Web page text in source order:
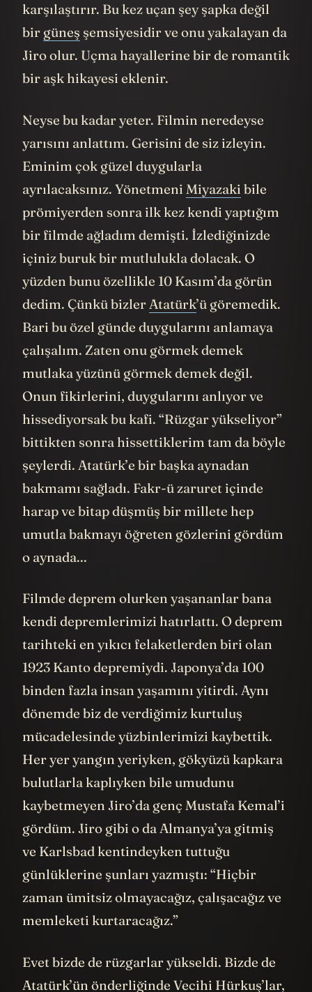
karşılaştırır. Bu kez uçan şey şapka değil
bir güneş şemsiyesidir ve onu yakalayan da
Jiro olur. Uçma hayallerine bir de romantik
bir aşk hikayesi eklenir.
Neyse bu kadar yeter. Filmin neredeyse
yarısını anlattım. Gerisini de siz izleyin.
Eminim çok güzel duygularla
ayrılacaksınız. Yönetmeni Miyazaki bile
prömiyerden sonra ilk kez kendi yaptığım
bir filmde ağladım demişti. İzlediğinizde
içiniz buruk bir mutlulukla dolacak. O
yüzden bunu özellikle 10 Kasım’da görün
dedim. Çünkü bizler Atatürk’ü göremedik.
Bari bu özel günde duygularını anlamaya
çalışalım. Zaten onu görmek demek
mutlaka yüzünü görmek demek değil.
Onun fikirlerini, duygularını anlıyor ve
hissediyorsak bu kafi. “Rüzgar yükseliyor”
bittikten sonra hissettiklerim tam da böyle
şeylerdi. Atatürk’e bir başka aynadan
bakmamı sağladı. Fakr-ü zaruret içinde
harap ve bitap düşmüş bir millete hep
umutla bakmayı öğreten gözlerini gördüm
o aynada...
Filmde deprem olurken yaşananlar bana
kendi depremlerimizi hatırlattı. O deprem
tarihteki en yıkıcı felaketlerden biri olan
1923 Kanto depremiydi. Japonya’da 100
binden fazla insan yaşamını yitirdi. Aynı
dönemde biz de verdiğimiz kurtuluş
mücadelesinde yüzbinlerimizi kaybettik.
Her yer yangın yeriyken, gökyüzü kapkara
bulutlarla kaplıyken bile umudunu
kaybetmeyen Jiro’da genç Mustafa Kemal’i
gördüm. Jiro gibi o da Almanya’ya gitmiş
ve Karlsbad kentindeyken tuttuğu
günlüklerine şunları yazmıştı: “Hiçbir
zaman ümitsiz olmayacağız, çalışacağız ve
memleketi kurtaracağız.”
Evet bizde de rüzgarlar yükseldi. Bizde de
Atatürk’ün önderliğinde Vecihi Hürkuş’lar,